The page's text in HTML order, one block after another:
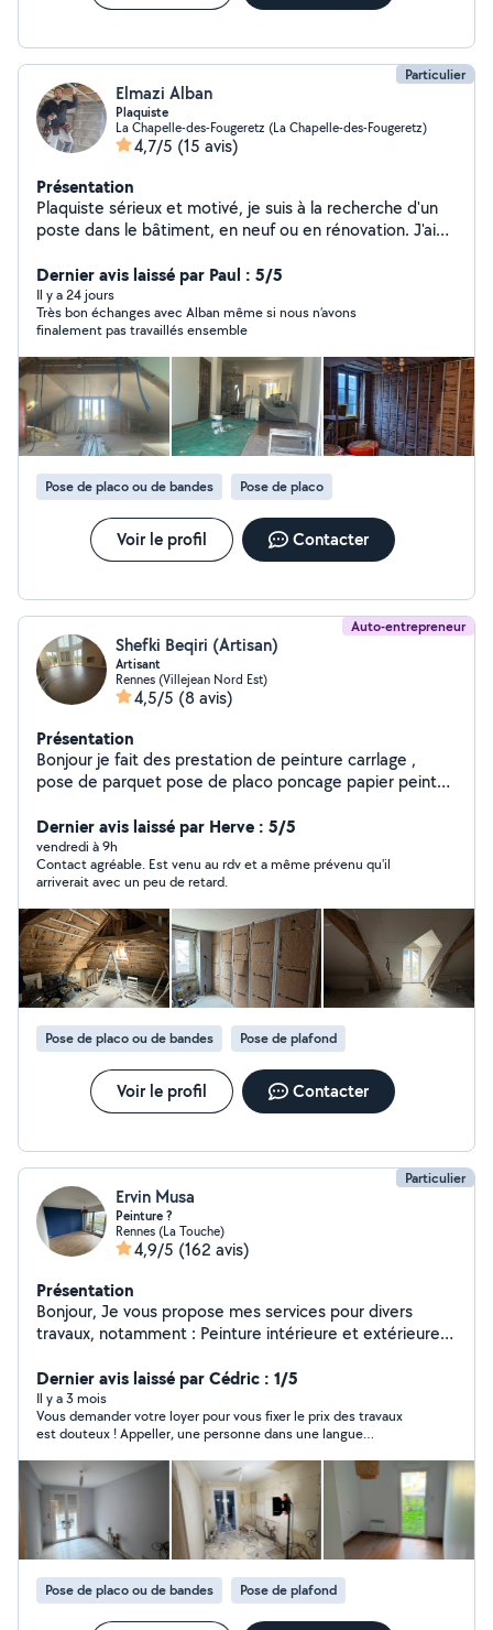
Particulier
Elmazi Alban
Plaquiste
La Chapelle-des-Fougeretz (La Chapelle-des-Fougeretz)
4,7/5 (15 avis)
Présentation
Plaquiste sérieux et motivé, je suis à la recherche d'un
poste dans le bâtiment, en neuf ou en rénovation. J'ai
cloisons, doublages, faux plafonds,les bandes peinture,
carrelage, parquet, ainsi que dans les finitions. Je
travaille proprement, dans le respect des consignes de
sécurité et des délais. Disponible immédiatement, je
peux me déplacer selon les chantiers. N'hésitez pas à
me contacter pour plus d'informations ou un entretien.
Dernier avis laissé par Paul : 5/5
Il y a 24 jours
Très bon échanges avec Alban même si nous n’avons
finalement pas travaillés ensemble
Pose de placo ou de bandes Pose de placo
Voir le profil Contacter
Auto-entrepreneur
Shefki Beqiri (Artisan)
Artisant
Rennes (Villejean Nord Est)
4,5/5 (8 avis)
Présentation
Bonjour je fait des prestation de peinture carrlage ,
pose de parquet pose de placo poncage papier peint
Dernier avis laissé par Herve : 5/5
vendredi à 9h
Contact agréable. Est venu au rdv et a même prévenu qu'il
arriverait avec un peu de retard.
Pose de placo ou de bandes Pose de plafond
Voir le profil Contacter
Particulier
Ervin Musa
Peinture ?
Rennes (La Touche)
4,9/5 (162 avis)
Présentation
Bonjour, Je vous propose mes services pour divers
travaux, notamment : Peinture intérieure et extérieure
etc.), Isolation, Nettoyage et rénovation de façades,
Pose de papier peint et de papier à peindre, Petits
travaux de maçonnerie. Je travaille avec soin et
professionnalisme, pour répondre au mieux à vos
besoins, que ce soit pour votre maison ou votre
appartement. N'hésitez pas à me contacter pour plus
d'informations ou pour un devis. Cordialement, Ervin
Dernier avis laissé par Cédric : 1/5
Il y a 3 mois
Vous demander votre loyer pour vous fixer le prix des travaux
est douteux ! Appeller, une personne dans une langue
l'est d'autant plus. Quels sont les rapports avec le travail à
effectuer ? Pour moi aucuns. baisser le prix de 50€ dans la
seconde ou je décline confirme mes doutes. Je ne prendrai
plus jamais contact.. je mets une étoile car on ne peut pas
mettre plus bas sur le site. cordialement
Pose de placo ou de bandes Pose de plafond